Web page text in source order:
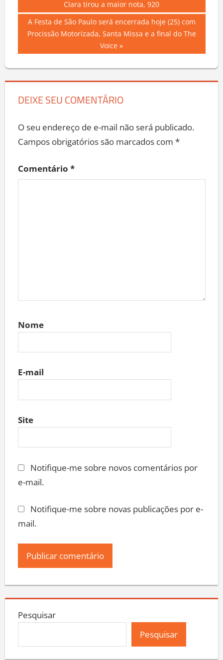
Post
Clara tirou a maior nota, 920
Next
Post:
A Festa de São Paulo será encerrada hoje (25) com
Procissão Motorizada, Santa Missa e a final do The
Voice
DEIXE SEU COMENTÁRIO
O seu endereço de e-mail não será publicado.
Campos obrigatórios são marcados com *
Comentário *
Nome
E-mail
Site
Notifique-me sobre novos comentários por
e-mail.
Notifique-me sobre novas publicações por e-
mail.
Pesquisar
Pesquisar